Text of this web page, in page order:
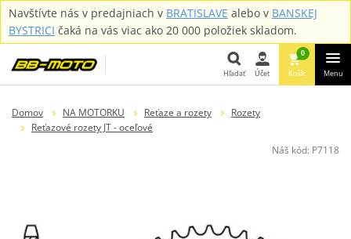
Navštívte nás v predajniach v BRATISLAVE alebo v BANSKEJ
BYSTRICI čaká na vás viac ako 20 000 položiek skladom.
Hľadať Účet
0
Košík Menu
Domov NA MOTORKU Reťaze a rozety
Rozety
Reťazové rozety JT - oceľové
Náš kód: P7118